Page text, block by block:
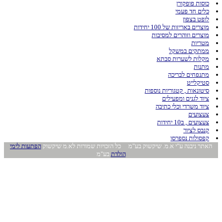
כוסות פופקורן
כלים חד פעמי
לופט בצפון
מוצרים באריזות של 100 יחידות
מוצרים וזוהרים למסיבות
מטריות
ממתקים במשקל
מקלות לשערות סבתא
מתנות
מתנפחים לבריכה
סטיקלייט
סיטונאות , קטגוריות נוספות
ציוד לגנים ומפעילים
ציוד משרדי וכלי כתיבה
צעצועים
צעצועים , ב10 יחידות
קנבס לציור
קפסולות נספרסו
האתר ניבנה ע"י א.מ. שיקשוק בע"מ כל הזכויות שמורות לא.מ שיקשוק הפתעות לימי
הולדת בע"מ